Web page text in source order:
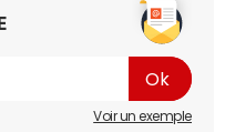
Voir un exemple